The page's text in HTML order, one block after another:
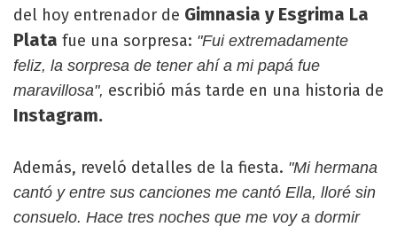
del hoy entrenador de Gimnasia y Esgrima La
Plata fue una sorpresa: "Fui extremadamente
feliz, la sorpresa de tener ahí a mi papá fue
maravillosa", escribió más tarde en una historia de
Instagram.
Además, reveló detalles de la fiesta. "Mi hermana
cantó y entre sus canciones me cantó Ella, lloré sin
consuelo. Hace tres noches que me voy a dormir